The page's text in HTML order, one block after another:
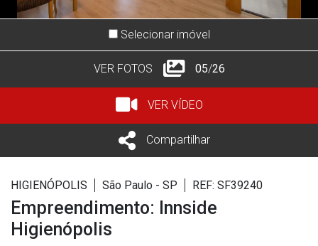
Selecionar imóvel
VER FOTOS 05/26
VER VÍDEO
Compartilhar
HIGIENÓPOLIS São Paulo - SP REF: SF39240
Empreendimento: Innside
Higienópolis